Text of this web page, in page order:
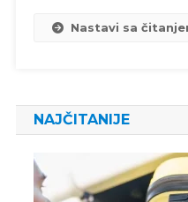
Nastavi sa
NAJČITANIJE